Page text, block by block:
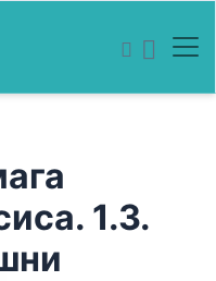
1.3.